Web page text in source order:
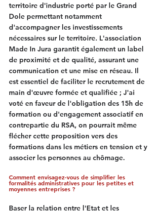
territoire d'industrie porté par le Grand
Dole permettant notamment
d'accompagner les investissements
nécessaires sur le territoire. L'association
Made In Jura garantit également un label
de proximité et de qualité, assurant une
communication et une mise en réseau. Il
est essentiel de faciliter le recrutement de
main d'œuvre formée et qualifiée ; J'ai
voté en faveur de l'obligation des 15h de
formation ou d'engagement associatif en
contrepartie du RSA, on pourrait même
flécher cette proposition vers des
formations dans les métiers en tension et y
associer les personnes au chômage.
Comment envisagez-vous de simplifier les
formalités administratives pour les petites et
moyennes entreprises ?
Baser la relation entre l'Etat et les